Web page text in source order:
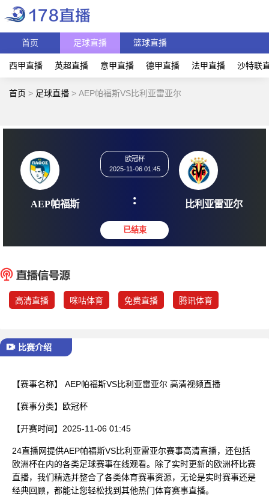
首页 足球直播 篮球直播
西甲直播 英超直播 意甲直播 德甲直播 法甲直播 沙特联
首页 > 足球直播 > AEP帕福斯VS比利亚雷亚尔
AEP帕福斯
2025-11-06 01:45
: 比利亚
高清直播 咪咕体育 免费直播 腾讯体育
比赛介绍
【赛事名称】 AEP帕福斯VS比利亚雷亚尔 高清视频直播
【赛事分类】 欧冠杯
【开赛时间】 2025-11-06 01:45
24直播网提供AEP帕福斯VS比利亚雷亚尔赛事高清直播，还包括
欧洲杯在内的各类足球赛事在线观看。除了实时更新的欧洲杯比赛
直播，我们精选并整合了各类体育赛事资源，无论是实时赛事还是
经典回顾，都能让您轻松找到其他热门体育赛事直播。